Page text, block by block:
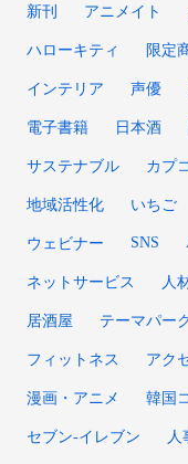
新刊 アニメイト
ハローキティ 限定
インテリア 声優
電子書籍 日本酒
サステナブル カプ
地域活性化 いちご
ウェビナー SNS
ネットサービス 人
居酒屋 テーマパー
フィットネス アク
漫画・アニメ 韓国
セブン‐イレブン 人